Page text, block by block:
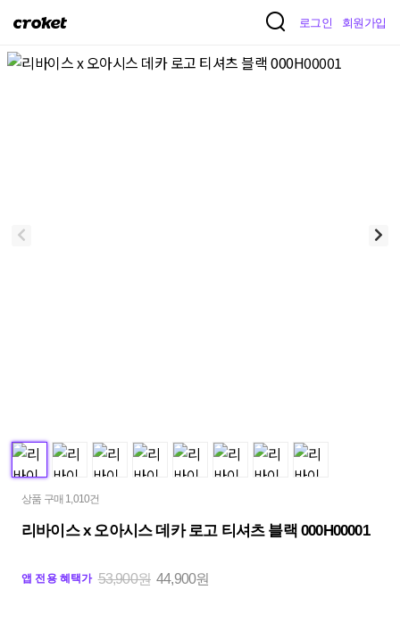
크
켓
로그인 회원가입
상품 구매 1,010건
리바이스 x 오아시스 데카 로고 티셔츠 블랙 000H00001
앱 전용 혜택가 53,900원 44,900원